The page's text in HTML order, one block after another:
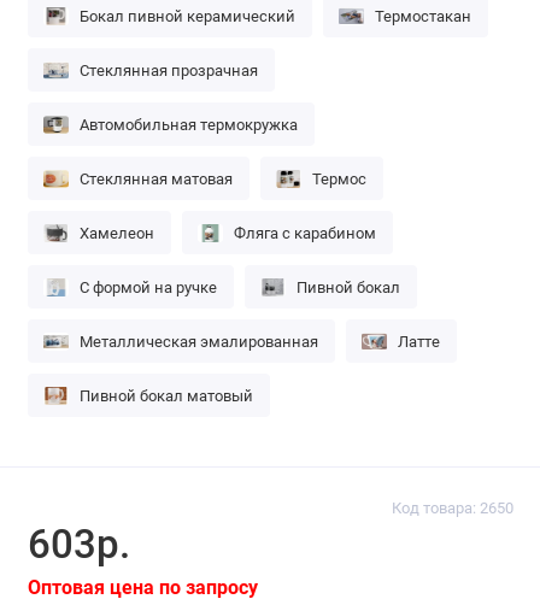
Код товара: 2650
603р.
Оптовая цена по запросу
Бокал пивной керамический Термостакан
Стеклянная прозрачная
Автомобильная термокружка
Стеклянная матовая Термос
Хамелеон Фляга с карабином
С формой на ручке Пивной бокал
Металлическая эмалированная Латте
Пивной бокал матовый